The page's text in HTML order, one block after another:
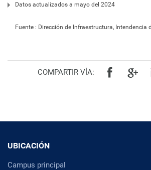
Datos actualizados a mayo del 2024
Fuente : Dirección de Infraestructura, Intendencia
COMPARTIR VÍA:
UBICACIÓN
Campus principal